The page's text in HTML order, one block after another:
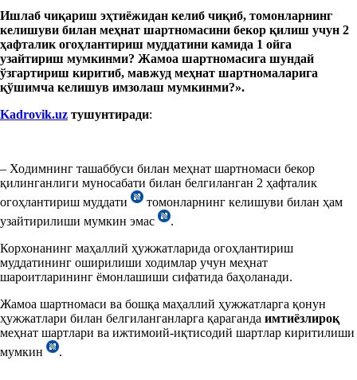
Ишлаб чиқариш эҳтиёжидан келиб чиқиб, томонларнинг
келишуви билан меҳнат шартномасини бекор қилиш учун 2
ҳафталик огоҳлантириш муддатини камида 1 ойга
узайтириш мумкинми? Жамоа шартномасига шундай
ўзгартириш киритиб, мавжуд меҳнат шартномаларига
қўшимча келишув имзолаш мумкинми?».
Kadrovik.uz тушунтиради:
– Ходимнинг ташаббуси билан меҳнат шартномаси бекор
қилинганлиги муносабати билан белгиланган 2 ҳафталик
огоҳлантириш муддати
томонларнинг келишуви билан ҳам
узайтирилиши мумкин эмас
.
Корхонанинг маҳаллий ҳужжатларида огоҳлантириш
муддатининг оширилиши ходимлар учун меҳнат
шароитларининг ёмонлашиши сифатида баҳоланади.
Жамоа шартномаси ва бошқа маҳаллий ҳужжатларга қонун
ҳужжатлари билан белгиланганларга қараганда имтиёзлироқ
меҳнат шартлари ва ижтимоий-иқтисодий шартлар киритилиши
мумкин
.